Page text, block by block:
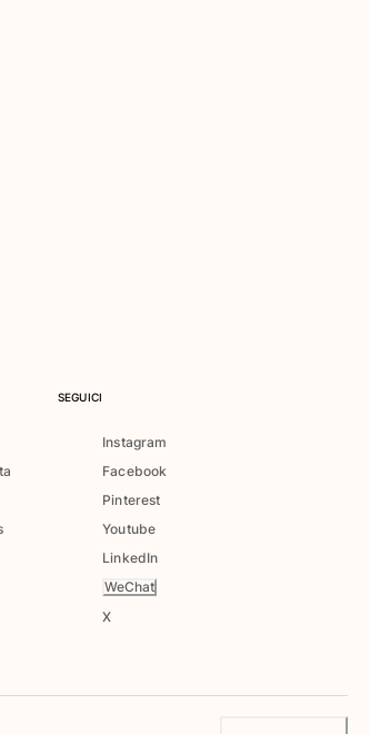
SEGUICI
Instagram
Facebook
Pinterest
Youtube
LinkedIn
WeChat
X